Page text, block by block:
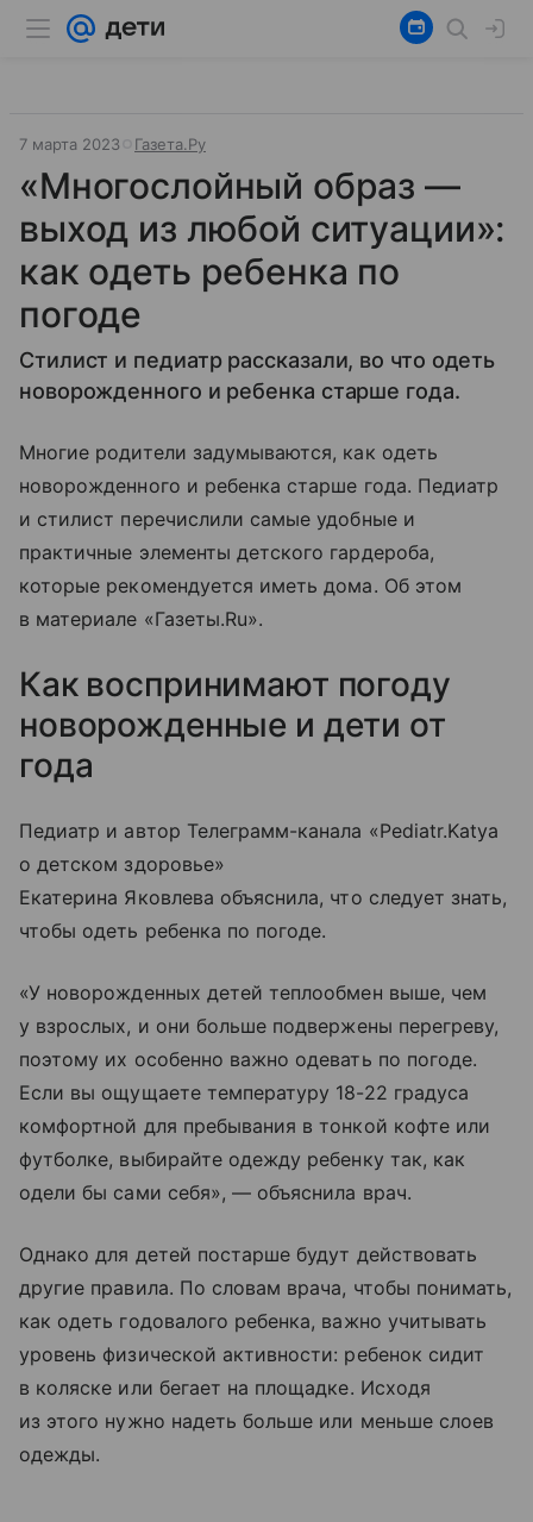
7 марта 2023 Газета.Ру
«Многослойный образ —
выход из любой ситуации»:
как одеть ребенка по
погоде
Стилист и педиатр рассказали, во что одеть
новорожденного и ребенка старше года.
Многие родители задумываются, как одеть
новорожденного и ребенка старше года. Педиатр
и стилист перечислили самые удобные и
практичные элементы детского гардероба,
которые рекомендуется иметь дома. Об этом
в материале «Газеты.Ru».
Как воспринимают погоду
новорожденные и дети от
года
Педиатр и автор Телеграмм-канала «Pediatr.Katya
о детском здоровье»
Екатерина Яковлева объяснила, что следует знать,
чтобы одеть ребенка по погоде.
«У новорожденных детей теплообмен выше, чем
у взрослых, и они больше подвержены перегреву,
поэтому их особенно важно одевать по погоде.
Если вы ощущаете температуру 18-22 градуса
комфортной для пребывания в тонкой кофте или
футболке, выбирайте одежду ребенку так, как
одели бы сами себя», — объяснила врач.
Однако для детей постарше будут действовать
другие правила. По словам врача, чтобы понимать,
как одеть годовалого ребенка, важно учитывать
уровень физической активности: ребенок сидит
в коляске или бегает на площадке. Исходя
из этого нужно надеть больше или меньше слоев
одежды.